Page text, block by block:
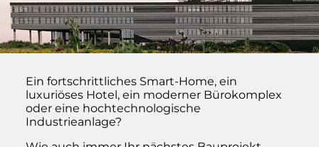
Ein fortschrittliches Smart-Home, ein
luxuriöses Hotel, ein moderner Bürokomplex
oder eine hochtechnologische
Industrieanlage?